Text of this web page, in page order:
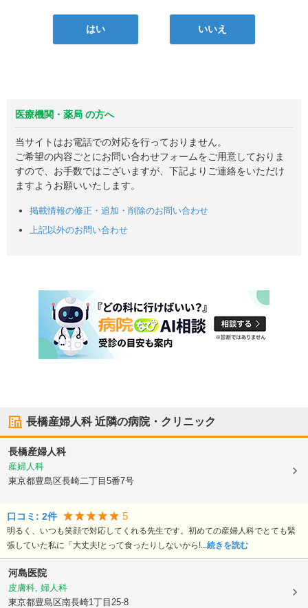
はい いいえ
医療機関・薬局 の方へ
当サイトはお電話での対応を行っておりません。
ご希望の内容ごとにお問い合わせフォームをご用意しておりま
すので、お手数ではございますが、下記よりご連絡をいただけ
ますようお願いいたします。
掲載情報の修正・追加・削除のお問い合わせ
上記以外のお問い合わせ
長橋産婦人科近隣の病院・クリニック
長橋産婦人科
産婦人科
東京都豊島区長崎二丁目5番7号
口コミ: 2件 5
明るく、いつも笑顔で対応してくれる先生です。初めての産婦人科でとても緊
張していた私に「大丈夫!とって食ったりしないから!...続きを読む
河島医院
皮膚科, 婦人科
東京都豊島区南長崎1丁目25-8